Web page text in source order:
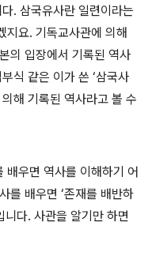
. 삼국유사란 일련이라는
지요. 기독교사관에 의해
의 입장에서 기록된 역사
식 같은 이가 쓴 ‘삼국사
해 기록된 역사라고 볼 수
배우면 역사를 이해하기 어
를 배우면 ‘존재를 배반하
니다. 사관을 알기만 하면